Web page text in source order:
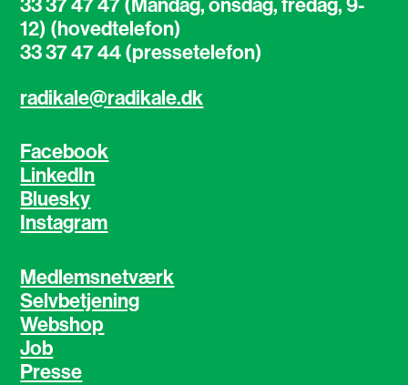
33 37 47 47 (Mandag, onsdag, fredag, 9-
12) (hovedtelefon)
33 37 47 44 (pressetelefon)
radikale@radikale.dk
Facebook
LinkedIn
Bluesky
Instagram
Medlemsnetværk
Selvbetjening
Webshop
Job
Presse